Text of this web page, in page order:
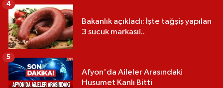
Bakanlık açıkladı: İşte tağşiş yapılan
3 sucuk markası!..
4
Afyon'da Aileler Arasındaki
Husumet Kanlı Bitti
5